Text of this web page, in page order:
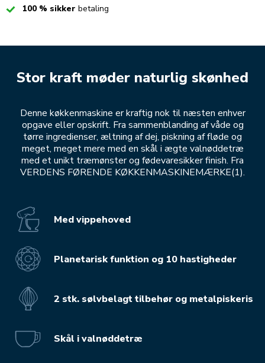
Checked100 % sikker betaling
Stor kraft møder naturlig skønhed
Denne køkkenmaskine er kraftig nok til næsten enhver
opgave eller opskrift. Fra sammenblanding af våde og
tørre ingredienser, æltning af dej, piskning af fløde og
meget, meget mere med en skål i ægte valnøddetræ
med et unikt træmønster og fødevaresikker finish. Fra
VERDENS FØRENDE KØKKENMASKINEMÆRKE(1).
Med vippehoved
Planetarisk funktion og 10 hastigheder
2 stk. sølvbelagt tilbehør og metalpiskeris
Skål i valnøddetræ